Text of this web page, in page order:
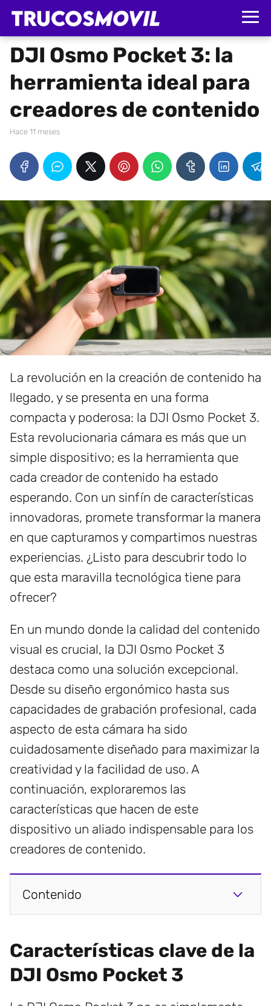
DJI Osmo Pocket 3: la
herramienta ideal para
creadores de contenido
hace 11 meses
La revolución en la creación de contenido ha
llegado, y se presenta en una forma
compacta y poderosa: la DJI Osmo Pocket 3.
Esta revolucionaria cámara es más que un
simple dispositivo; es la herramienta que
cada creador de contenido ha estado
esperando. Con un sinfín de características
innovadoras, promete transformar la manera
en que capturamos y compartimos nuestras
experiencias. ¿Listo para descubrir todo lo
que esta maravilla tecnológica tiene para
ofrecer?
En un mundo donde la calidad del contenido
visual es crucial, la DJI Osmo Pocket 3
destaca como una solución excepcional.
Desde su diseño ergonómico hasta sus
capacidades de grabación profesional, cada
aspecto de esta cámara ha sido
cuidadosamente diseñado para maximizar la
creatividad y la facilidad de uso. A
continuación, exploraremos las
características que hacen de este
dispositivo un aliado indispensable para los
creadores de contenido.
Contenido
Características clave de la
DJI Osmo Pocket 3